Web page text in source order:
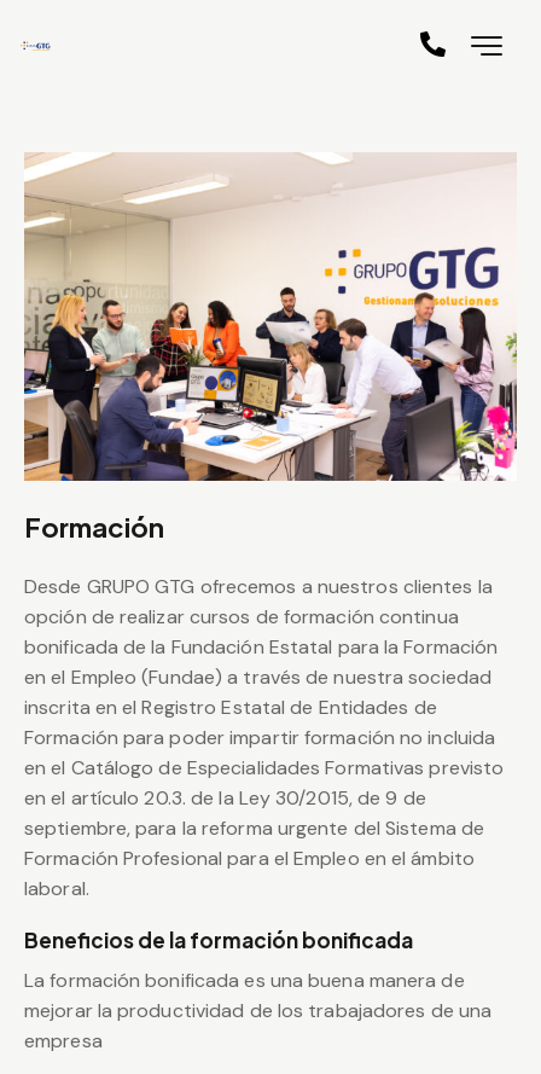
Formación
Desde GRUPO GTG ofrecemos a nuestros clientes la
opción de realizar cursos de formación continua
bonificada de la Fundación Estatal para la Formación
en el Empleo (Fundae) a través de nuestra sociedad
inscrita en el Registro Estatal de Entidades de
Formación para poder impartir formación no incluida
en el Catálogo de Especialidades Formativas previsto
en el artículo 20.3. de la Ley 30/2015, de 9 de
septiembre, para la reforma urgente del Sistema de
Formación Profesional para el Empleo en el ámbito
laboral.
Beneficios de la formación bonificada
La formación bonificada es una buena manera de
mejorar la productividad de los trabajadores de una
empresa